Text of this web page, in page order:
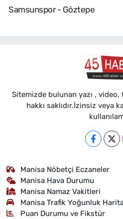
Samsunspor - Göztepe
Sitemizde bulunan yazı ,
hakkı saklıdır.İzinsiz veya
Manisa Nöbetçi Eczaneler
Manisa Hava Durumu
Manisa Namaz Vakitleri
Manisa Trafik Yoğunluk
Puan Durumu ve Fikstür